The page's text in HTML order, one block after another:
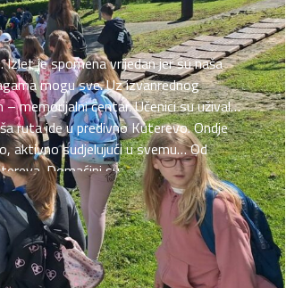
Izlet je spomena vrijedan jer su naša
mogu sve. Uz izvanrednog
memorijalni centar. Učenici su uživali
ruta ide u predivno Kuterevo. Ondje
aktivno sudjelujući u svemu… Od
Domaćini su...